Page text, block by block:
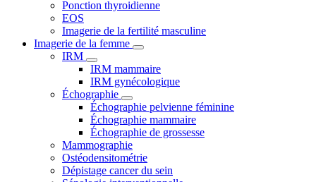
Ponction thyroidienne
EOS
Imagerie de la fertilité masculine
Imagerie de la femme
IRM
IRM mammaire
IRM gynécologique
Échographie
Échographie pelvienne féminine
Échographie mammaire
Échographie de grossesse
Mammographie
Ostéodensitométrie
Dépistage cancer du sein